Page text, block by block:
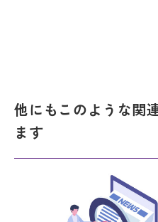
他にもこのような関
ます